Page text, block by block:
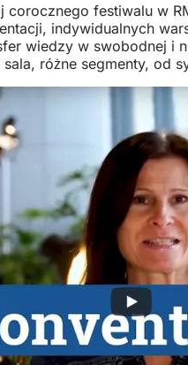
corocznego festiwalu w
indywidualnych
wiedzy w swobodnej i
różne segmenty,